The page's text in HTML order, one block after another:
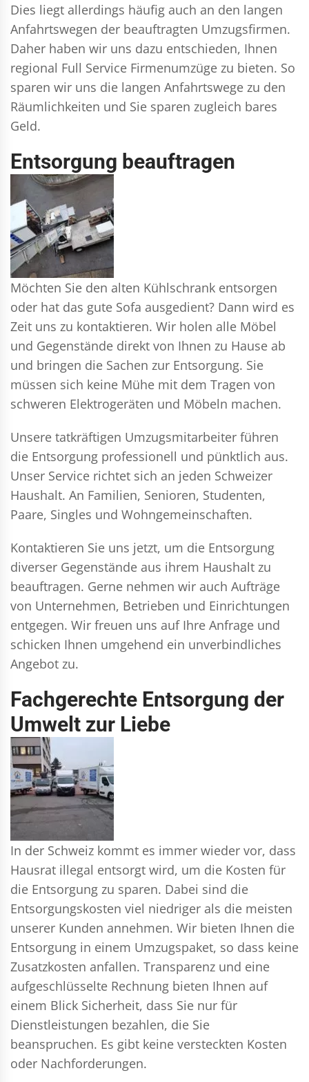
Dies liegt allerdings häufig auch an den langen
Anfahrtswegen der beauftragten Umzugsfirmen.
Daher haben wir uns dazu entschieden, Ihnen
regional Full Service Firmenumzüge zu bieten. So
sparen wir uns die langen Anfahrtswege zu den
Räumlichkeiten und Sie sparen zugleich bares
Geld.
Entsorgung beauftragen
Möchten Sie den alten Kühlschrank entsorgen
oder hat das gute Sofa ausgedient? Dann wird es
Zeit uns zu kontaktieren. Wir holen alle Möbel
und Gegenstände direkt von Ihnen zu Hause ab
und bringen die Sachen zur Entsorgung. Sie
müssen sich keine Mühe mit dem Tragen von
schweren Elektrogeräten und Möbeln machen.
Unsere tatkräftigen Umzugsmitarbeiter führen
die Entsorgung professionell und pünktlich aus.
Unser Service richtet sich an jeden Schweizer
Haushalt. An Familien, Senioren, Studenten,
Paare, Singles und Wohngemeinschaften.
Kontaktieren Sie uns jetzt, um die Entsorgung
diverser Gegenstände aus ihrem Haushalt zu
beauftragen. Gerne nehmen wir auch Aufträge
von Unternehmen, Betrieben und Einrichtungen
entgegen. Wir freuen uns auf Ihre Anfrage und
schicken Ihnen umgehend ein unverbindliches
Angebot zu.
Fachgerechte Entsorgung der
Umwelt zur Liebe
In der Schweiz kommt es immer wieder vor, dass
Hausrat illegal entsorgt wird, um die Kosten für
die Entsorgung zu sparen. Dabei sind die
Entsorgungskosten viel niedriger als die meisten
unserer Kunden annehmen. Wir bieten Ihnen die
Entsorgung in einem Umzugspaket, so dass keine
Zusatzkosten anfallen. Transparenz und eine
aufgeschlüsselte Rechnung bieten Ihnen auf
einem Blick Sicherheit, dass Sie nur für
Dienstleistungen bezahlen, die Sie
beanspruchen. Es gibt keine versteckten Kosten
oder Nachforderungen.